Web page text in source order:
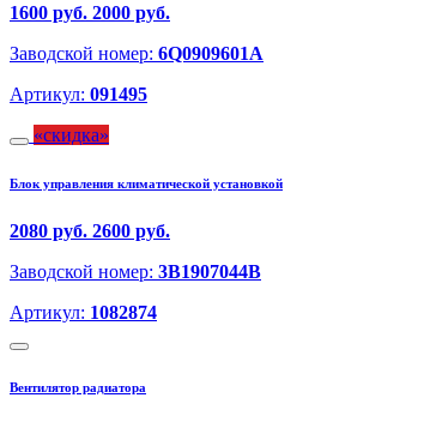
1600 руб. 2000 руб.
Заводской номер: 6Q0909601A
Артикул: 091495
скидка
Блок управления климатической установкой
2080 руб. 2600 руб.
Заводской номер: 3B1907044B
Артикул: 1082874
Вентилятор радиатора